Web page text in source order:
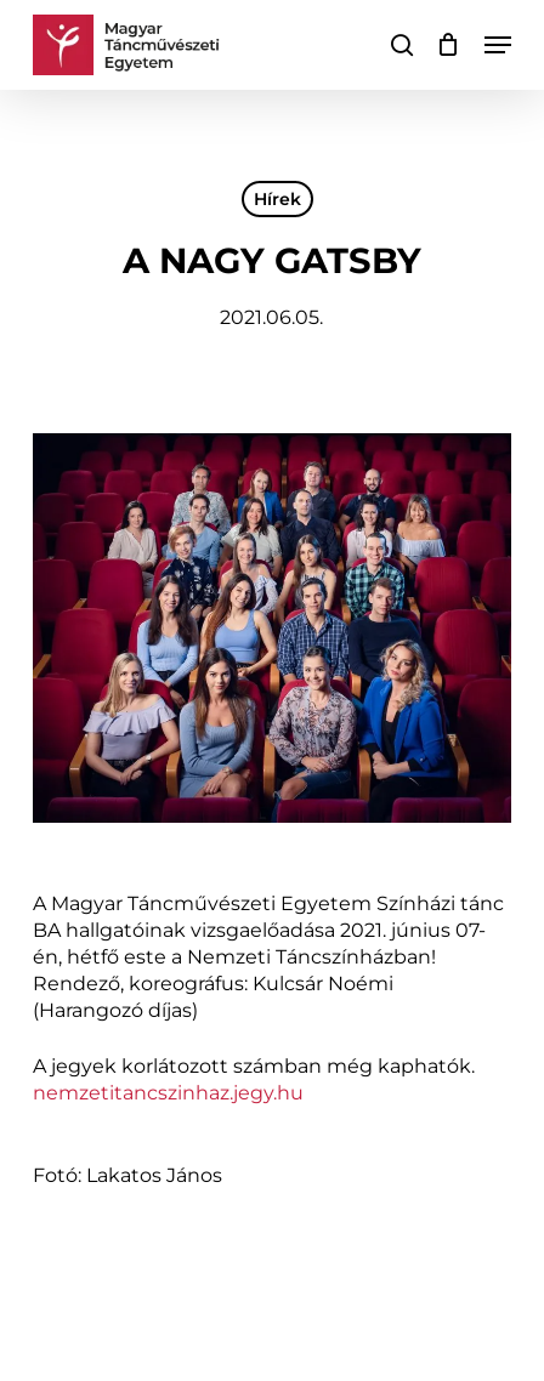
Skip
keresés
Kosár Kosár
Hírek
A NAGY GATSBY
2021.06.05.
A Magyar Táncművészeti Egyetem Színházi tánc
BA hallgatóinak vizsgaelőadása 2021. június 07-
én, hétfő este a Nemzeti Táncszínházban!
Rendező, koreográfus: Kulcsár Noémi
(Harangozó díjas)
A jegyek korlátozott számban még kaphatók.
nemzetitancszinhaz.jegy.hu
Fotó: Lakatos János